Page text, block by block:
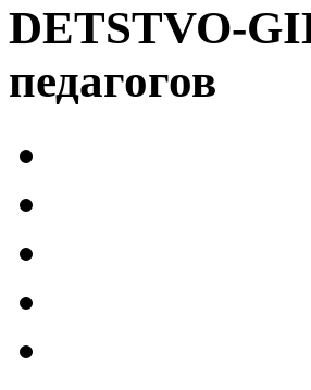
DETSTVO-
педагогов